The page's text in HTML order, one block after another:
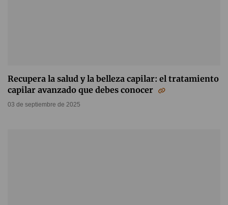
Recupera la salud y la belleza capilar: el tratamiento
capilar avanzado que debes conocer
03 de septiembre de 2025